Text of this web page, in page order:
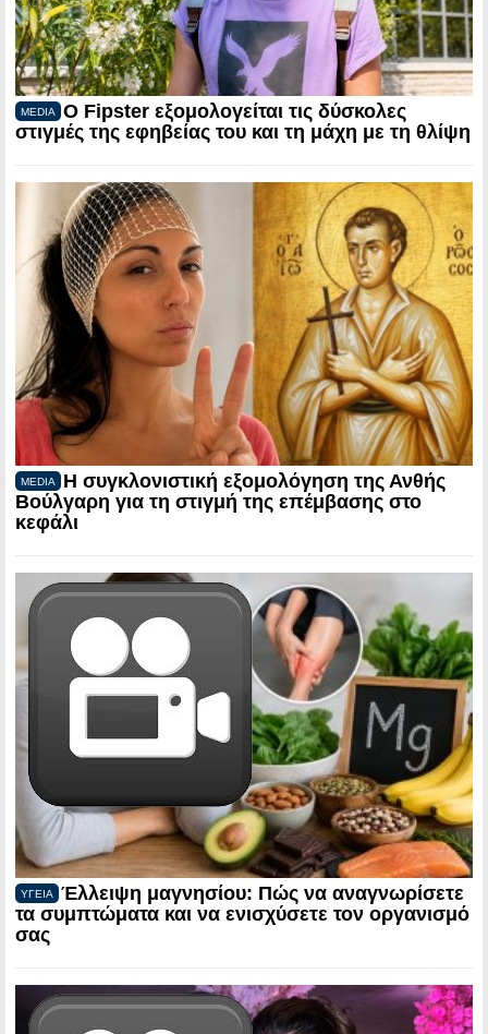
MEDIA
Ο Fipster εξομολογείται τις δύσκολες
στιγμές της εφηβείας του και τη μάχη με τη θλίψη
MEDIA
Η συγκλονιστική εξομολόγηση της Ανθής
Βούλγαρη για τη στιγμή της επέμβασης στο
κεφάλι
ΥΓΕΙΑ
Έλλειψη μαγνησίου: Πώς να αναγνωρίσετε
τα συμπτώματα και να ενισχύσετε τον οργανισμό
σας